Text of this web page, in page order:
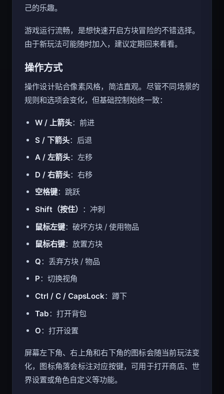
己的乐趣。
游戏运行流畅，是想快速开启方块冒险的不错选择。
由于新玩法可能随时加入，建议定期回来看看。
操作方式
操作设计贴合像素风格，简洁直观。尽管不同场景的
规则和选项会变化，但基础控制始终一致：
W / 上箭头：前进
S / 下箭头：后退
A / 左箭头：左移
D / 右箭头：右移
空格键：跳跃
Shift（按住） ：冲刺
鼠标左键：破坏方块 / 使用物品
鼠标右键：放置方块
Q：丢弃方块 / 物品
P：切换视角
Ctrl / C / CapsLock：蹲下
Tab：打开背包
O：打开设置
屏幕左下角、右上角和右下角的图标会随当前玩法变
化，图标角落会标注对应按键，可用于打开商店、世
界设置或角色自定义等功能。